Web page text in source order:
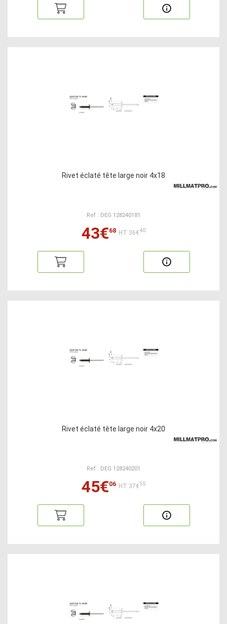
Rivet éclaté tête large noir 4x18
Ref : DEG 128240181
43€68 HT:36€40
Rivet éclaté tête large noir 4x20
Ref : DEG 128240201
45€06 HT:37€55